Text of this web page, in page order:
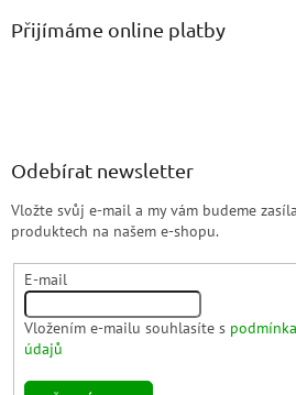
Přijímáme online platby
Odebírat newsletter
Vložte svůj e-mail a my vám budeme
produktech na našem e-shopu.
E-mail
Vložením e-mailu souhlasíte s
údajů